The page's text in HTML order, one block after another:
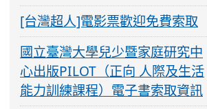
[台灣超人]電影票歡迎免費索取
國立臺灣大學兒少暨家庭研究中
心出版PILOT（正向 人際及生活
能力訓練課程）電子書索取資訊